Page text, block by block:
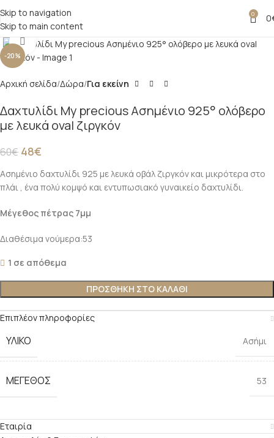
Skip to navigation
Skip to main content
0 0
-20%
Click to enlarge
Αρχική σελίδα Δώρα Για εκείνη
Δαχτυλίδι My precious Ασημένιο 925° ολόβερο
με λευκά oval ζιργκόν
60€ 48€
Ασημένιο δαχτυλίδι 925 με λευκά οβάλ ζιργκόν και μικρότερα στο
πλάι , ένα πολύ κομψό και εντυπωσιακό γυναικείο δαχτυλίδι.
Μέγεθος πέτρας 7μμ
Διαθέσιμα νούμερα:53
1 σε απόθεμα
ΠΡΟΣΘΉΚΗ ΣΤΟ ΚΑΛΆΘΙ
Επιπλέον πληροφορίες
ΥΛΙΚΌ Ασήμι
ΜΈΓΕΘΟΣ 53
Εταιρία